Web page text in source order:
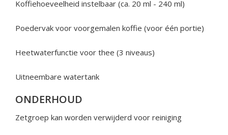
Koffiehoeveelheid instelbaar (ca. 20 ml - 240 ml)
Poedervak voor voorgemalen koffie (voor één portie)
Heetwaterfunctie voor thee (3 niveaus)
Uitneembare watertank
ONDERHOUD
Zetgroep kan worden verwijderd voor reiniging